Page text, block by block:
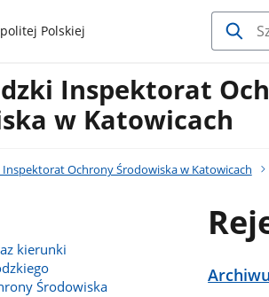
Polskiej
Inspektorat
w Katowicach
Ochrony Środowiska w Katowicach
kierunki
Środowiska